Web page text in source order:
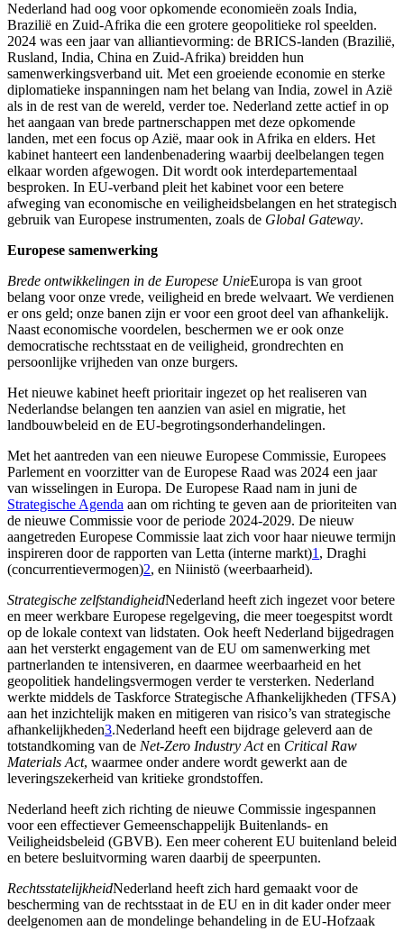
Nederland had oog voor opkomende economieën zoals India,
Brazilië en Zuid-Afrika die een grotere geopolitieke rol speelden.
2024 was een jaar van alliantievorming: de BRICS-landen (Brazilië,
Rusland, India, China en Zuid-Afrika) breidden hun
samenwerkingsverband uit. Met een groeiende economie en sterke
diplomatieke inspanningen nam het belang van India, zowel in Azië
als in de rest van de wereld, verder toe. Nederland zette actief in op
het aangaan van brede partnerschappen met deze opkomende
landen, met een focus op Azië, maar ook in Afrika en elders. Het
kabinet hanteert een landenbenadering waarbij deelbelangen tegen
elkaar worden afgewogen. Dit wordt ook interdepartementaal
besproken. In EU-verband pleit het kabinet voor een betere
afweging van economische en veiligheidsbelangen en het strategisch
gebruik van Europese instrumenten, zoals de Global Gateway.
Europese samenwerking
Brede ontwikkelingen in de Europese UnieEuropa is van groot
belang voor onze vrede, veiligheid en brede welvaart. We verdienen
er ons geld; onze banen zijn er voor een groot deel van afhankelijk.
Naast economische voordelen, beschermen we er ook onze
democratische rechtsstaat en de veiligheid, grondrechten en
persoonlijke vrijheden van onze burgers.
Het nieuwe kabinet heeft prioritair ingezet op het realiseren van
Nederlandse belangen ten aanzien van asiel en migratie, het
landbouwbeleid en de EU-begrotingsonderhandelingen.
Met het aantreden van een nieuwe Europese Commissie, Europees
Parlement en voorzitter van de Europese Raad was 2024 een jaar
van wisselingen in Europa. De Europese Raad nam in juni de
Strategische Agenda aan om richting te geven aan de prioriteiten van
de nieuwe Commissie voor de periode 2024-2029. De nieuw
aangetreden Europese Commissie laat zich voor haar nieuwe termijn
inspireren door de rapporten van Letta (interne markt)1 , Draghi
(concurrentievermogen)2, en Niinistö (weerbaarheid).
Strategische zelfstandigheidNederland heeft zich ingezet voor betere
en meer werkbare Europese regelgeving, die meer toegespitst wordt
op de lokale context van lidstaten. Ook heeft Nederland bijgedragen
aan het versterkt engagement van de EU om samenwerking met
partnerlanden te intensiveren, en daarmee weerbaarheid en het
geopolitiek handelingsvermogen verder te versterken. Nederland
werkte middels de Taskforce Strategische Afhankelijkheden (TFSA)
aan het inzichtelijk maken en mitigeren van risico’s van strategische
afhankelijkheden3.Nederland heeft een bijdrage geleverd aan de
totstandkoming van de Net-Zero Industry Acten Critical Raw
Materials Act, waarmee onder andere wordt gewerkt aan de
leveringszekerheid van kritieke grondstoffen.
Nederland heeft zich richting de nieuwe Commissie ingespannen
voor een effectiever Gemeenschappelijk Buitenlands- en
Veiligheidsbeleid (GBVB). Een meer coherent EU buitenland beleid
en betere besluitvorming waren daarbij de speerpunten.
RechtsstatelijkheidNederland heeft zich hard gemaakt voor de
bescherming van de rechtsstaat in de EU en in dit kader onder meer
deelgenomen aan de mondelinge behandeling in de EU-Hofzaak